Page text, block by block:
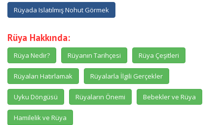
Rüyada Islatılmış Nohut Görmek
Rüya Hakkında:
Rüya Nedir? Rüyanın Tarihçesi Rüya Çeşitleri
Rüyaları Hatırlamak Rüyalarla İlgili Gerçekler
Uyku Döngüsü Rüyaların Önemi Bebekler ve Rüya
Hamilelik ve Rüya